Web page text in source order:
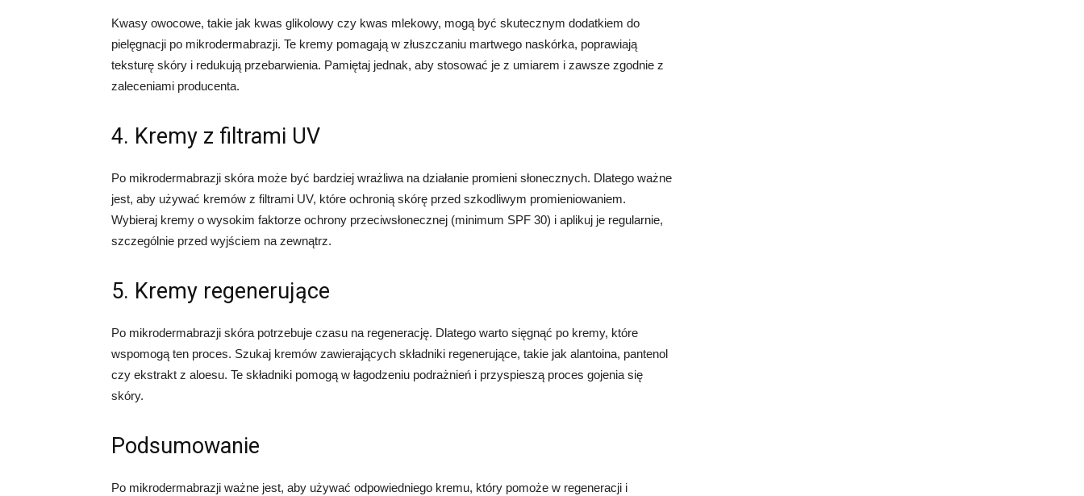
Kwasy owocowe, takie jak kwas glikolowy czy kwas mlekowy, mogą być skutecznym dodatkiem do
pielęgnacji po mikrodermabrazji. Te kremy pomagają w złuszczaniu martwego naskórka, poprawiają
teksturę skóry i redukują przebarwienia. Pamiętaj jednak, aby stosować je z umiarem i zawsze zgodnie z
zaleceniami producenta.
4. Kremy z filtrami UV
Po mikrodermabrazji skóra może być bardziej wrażliwa na działanie promieni słonecznych. Dlatego ważne
jest, aby używać kremów z filtrami UV, które ochronią skórę przed szkodliwym promieniowaniem.
Wybieraj kremy o wysokim faktorze ochrony przeciwsłonecznej (minimum SPF 30) i aplikuj je regularnie,
szczególnie przed wyjściem na zewnątrz.
5. Kremy regenerujące
Po mikrodermabrazji skóra potrzebuje czasu na regenerację. Dlatego warto sięgnąć po kremy, które
wspomogą ten proces. Szukaj kremów zawierających składniki regenerujące, takie jak alantoina, pantenol
czy ekstrakt z aloesu. Te składniki pomogą w łagodzeniu podrażnień i przyspieszą proces gojenia się
skóry.
Podsumowanie
Po mikrodermabrazji ważne jest, aby używać odpowiedniego kremu, który pomoże w regeneracji i